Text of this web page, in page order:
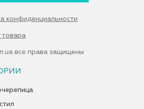
конфиденциальности
товара
все права защищены